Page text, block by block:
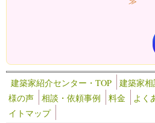
建築家紹介センター・TOP 建築家
様の声
相談・依頼事例 料金 よく
イトマップ